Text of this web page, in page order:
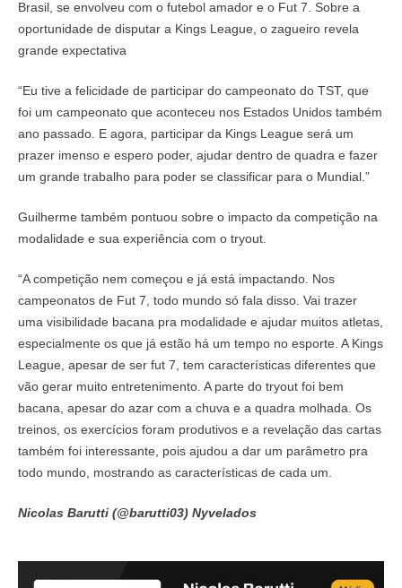
Brasil, se envolveu com o futebol amador e o Fut 7. Sobre a
oportunidade de disputar a Kings League, o zagueiro revela
grande expectativa
“Eu tive a felicidade de participar do campeonato do TST, que
foi um campeonato que aconteceu nos Estados Unidos também
ano passado. E agora, participar da Kings League será um
prazer imenso e espero poder, ajudar dentro de quadra e fazer
um grande trabalho para poder se classificar para o Mundial.”
Guilherme também pontuou sobre o impacto da competição na
modalidade e sua experiência com o tryout.
“A competição nem começou e já está impactando. Nos
campeonatos de Fut 7, todo mundo só fala disso. Vai trazer
uma visibilidade bacana pra modalidade e ajudar muitos atletas,
especialmente os que já estão há um tempo no esporte. A Kings
League, apesar de ser fut 7, tem características diferentes que
vão gerar muito entretenimento. A parte do tryout foi bem
bacana, apesar do azar com a chuva e a quadra molhada. Os
treinos, os exercícios foram produtivos e a revelação das cartas
também foi interessante, pois ajudou a dar um parâmetro pra
todo mundo, mostrando as características de cada um.
Nicolas Barutti (@barutti03) Nyvelados